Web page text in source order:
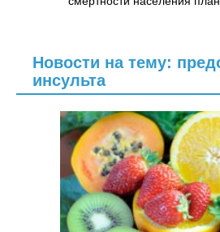
Новости на тему:
инсульта